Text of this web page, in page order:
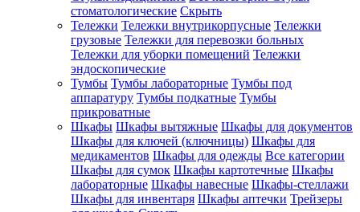
стоматологические Скрыть
Тележки Тележки внутрикорпусные Тележки
грузовые Тележки для перевозки больных
Тележки для уборки помещений Тележки
эндоскопические
Тумбы Тумбы лабораторные Тумбы под
аппаратуру Тумбы подкатные Тумбы
прикроватные
Шкафы Шкафы вытяжные Шкафы для документов
Шкафы для ключей (ключницы) Шкафы для
медикаментов Шкафы для одежды Все категории
Шкафы для сумок Шкафы картотечные Шкафы
лабораторные Шкафы навесные Шкафы-стеллажи
Шкафы для инвентаря Шкафы аптечки Трейзеры